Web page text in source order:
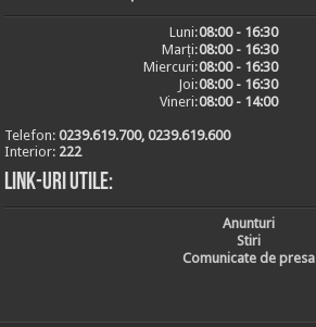
Luni:08:00 - 16:30
Marți:08:00 - 16:30
Miercuri:08:00 - 16:30
Joi:08:00 - 16:30
Vineri:08:00 - 14:00
Telefon:0239.619.700, 0239.619.600
Interior: 222
Link-uri utile:
Anunturi
Stiri
Comunicate de presa